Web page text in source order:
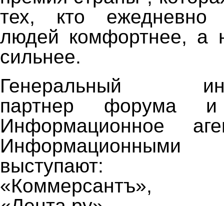
тех, кто ежедневно
людей комфортнее, а
сильнее.
Генеральный
партнер форума
Информационное
выступают:
«Коммерсантъ»,